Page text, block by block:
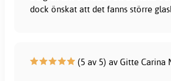
dock önskat att det fanns större
(5 av 5) av Gitte Carina